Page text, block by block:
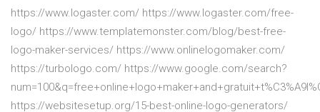
https://www.logaster.com/ https://www.logaster.com/free-
logo/ https://www.templatemonster.com/blog/best-free-
logo-maker-services/ https://www.onlinelogomaker.com/
https://turbologo.com/ https://www.google.com/search?
https://websitesetup.org/15-best-online-logo-generators/